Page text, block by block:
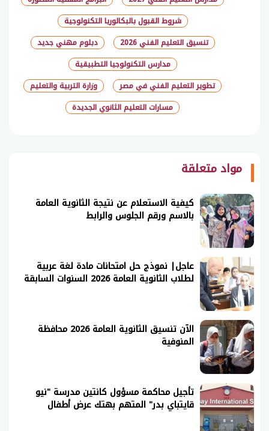
شروط القبول بالبكالوريا التكنولوجية
تنسيق التعليم الفني 2026
دبلوم مهني جديد
مدارس التكنولوجيا التطبيقية
تطوير التعليم الفني في مصر
وزارة التربية والتعليم
مسارات التعليم الثانوي الجديدة
مواد متعلقة
كيفية الاستعلام عن نتيجة الثانوية العامة
بالاسم ورقم الجلوس والرابط
عاجل| نموذج حل امتحانات مادة لغة عربية
لطلاب الثانوية العامة 2026 السنوات السابقة
الآن تنسيق الثانوية العامة 2026 محافظة
المنوفية
تأجيل محاكمة مسؤول كانتين مدرسة "نيو
قايتباي بدر" المتهم بهتك عرض أطفال